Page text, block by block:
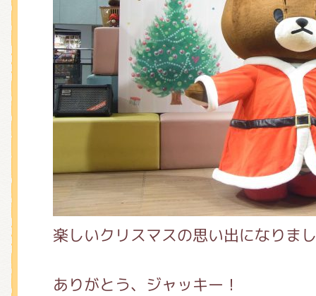
楽しいクリスマスの思い出になりま
ありがとう、ジャッキー！